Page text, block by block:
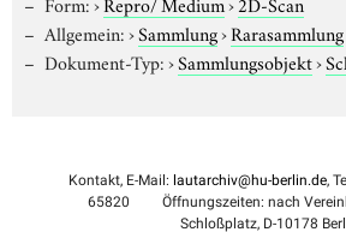
Allgemein:›Sammlung›Rarasammlung
Dokument-Typ:›Sammlungsobjekt›
Kontakt, E-Mail: lautarchiv@hu-berlin.de,
65820
Öffnungszeiten: nach
Schloßplatz, D-10178